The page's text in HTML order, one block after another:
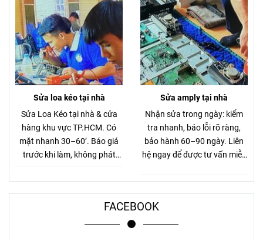
Sửa loa kéo tại nhà
Sửa Loa Kéo tại nhà & cửa
hàng khu vực TP.HCM. Có
mặt nhanh 30–60’. Báo giá
trước khi làm, không phát
Sửa amply tại nhà
Nhận sửa trong ngày: kiểm
tra nhanh, báo lỗi rõ ràng,
bảo hành 60–90 ngày. Liên
hệ ngay để được tư vấn miễn
FACEBOOK